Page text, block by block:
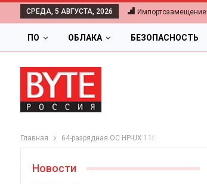
СРЕДА, 5 АВГУСТА, 2026 Импортозамещение
ПО ОБЛАКА БЕЗОПАСНОСТЬ
Главная 64-разрядная ОС HP-UX 11i
Новости